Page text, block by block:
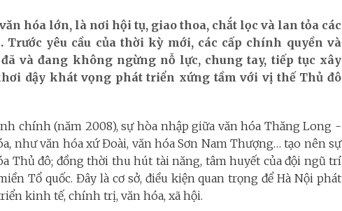
hóa lớn, là nơi hội tụ, giao thoa, chắt lọc và lan tỏa các
Trước yêu cầu của thời kỳ mới, các cấp chính quyền và
và đang không ngừng nỗ lực, chung tay, tiếp tục xây
dậy khát vọng phát triển xứng tầm với vị thế Thủ đô
chính (năm 2008), sự hòa nhập giữa văn hóa Thăng Long -
như văn hóa xứ Đoài, văn hóa Sơn Nam Thượng… tạo nên sự
Thủ đô; đồng thời thu hút tài năng, tâm huyết của đội ngũ trí
Tổ quốc. Đây là cơ sở, điều kiện quan trọng để Hà Nội phát
kinh tế, chính trị, văn hóa, xã hội.